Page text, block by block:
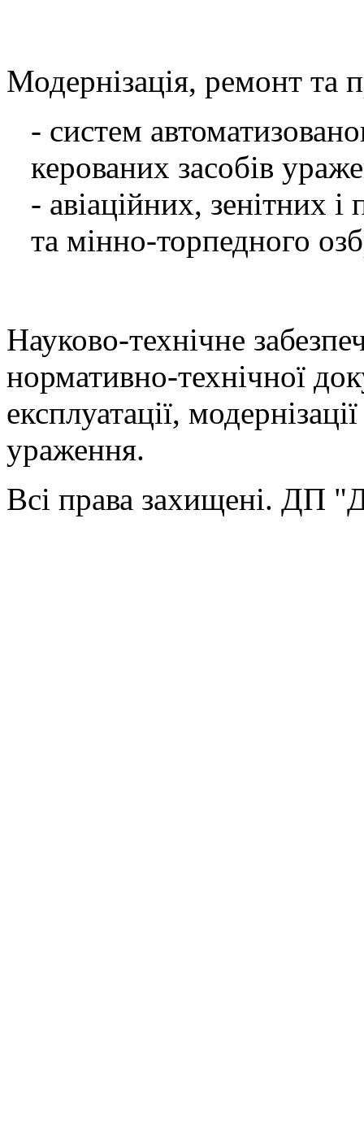
Модернізація, ремонт та
- систем
керованих засобів
- авіаційних, зенітних
та мінно-торпедного
Науково-технічне
нормативно-технічної
експлуатації,
ураження.
Всі права захищені.